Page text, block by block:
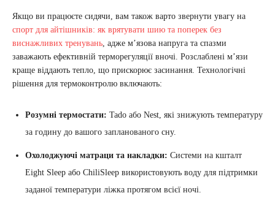
Якщо ви працюєте сидячи, вам також варто звернути увагу на
спорт для айтішників: як врятувати шию та поперек без
виснажливих тренувань , адже м’язова напруга та спазми
заважають ефективній терморегуляції вночі. Розслаблені м’язи
краще віддають тепло, що прискорює засинання. Технологічні
рішення для термоконтролю включають:
Розумні термостати: Tado або Nest, які знижують температуру
за годину до вашого запланованого сну.
Охолоджуючі матраци та накладки: Системи на кшталт
Eight Sleep або ChiliSleep використовують воду для підтримки
заданої температури ліжка протягом всієї ночі.